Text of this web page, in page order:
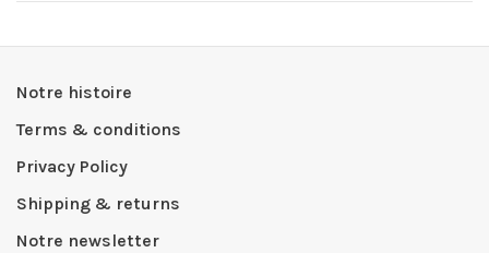
Notre histoire
Terms & conditions
Privacy Policy
Shipping & returns
Notre newsletter